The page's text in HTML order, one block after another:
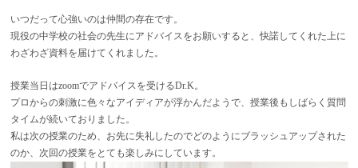
いつだって心強いのは仲間の存在です。
現役の中学校の社会の先生にアドバイスをお願いすると、快諾してくれた上に
わざわざ資料を届けてくれました。
授業当日はzoomでアドバイスを受けるDr.K。
プロからの刺激に色々なアイディアが浮かんだようで、授業後もしばらく質問
タイムが続いておりました。
私は次の授業のため、お先に失礼したのでどのようにブラッシュアップされた
のか、次回の授業をとても楽しみにしています。